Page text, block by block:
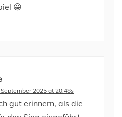
😀
September 2025 at 20:48s
gut erinnern, als die